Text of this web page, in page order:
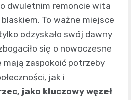
dwuletnim remoncie wita
To ważne miejsce
odzyskało swój dawny
się o nowoczesne
mają zaspokoić potrzeby
jak i
jako kluczowy węzeł